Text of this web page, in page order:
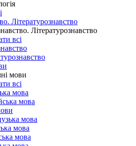
Літературознавство
Літературознавство
всі
мови
всі
мова
мова
мова
мова
мова